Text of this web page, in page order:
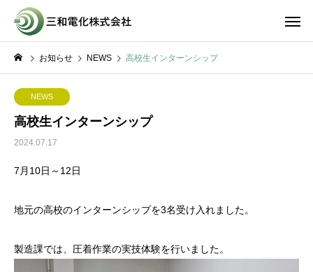
お知らせ NEWS 高校生インターンシップ
NEWS
高校生インターンシップ
2024.07.17
7月10日～12日
地元の高校のインターンシップを3名受け入れました。
製造課では、圧着作業の実技体験を行いました。